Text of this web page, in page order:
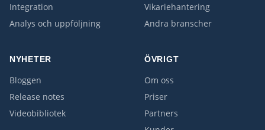
Integration
Analys och uppföljning
Vikariehantering
Andra branscher
NYHETER
Bloggen
Release notes
Videobibliotek
ÖVRIGT
Om oss
Priser
Partners